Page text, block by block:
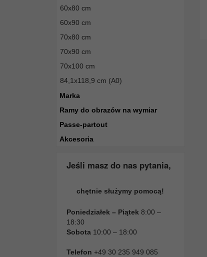
60x80 cm
60x90 cm
70x80 cm
70x90 cm
70x100 cm
84,1x118,9 cm (A0)
Marka
Ramy do obrazów na wymiar
Passe-partout
Akcesoria
Jeśli masz do nas pytania,
chętnie służymy pomocą!
Poniedziałek – Piątek 8:00 –
18:30
Sobota 10:00 – 18:00
Telefon +49 30 235 949 085